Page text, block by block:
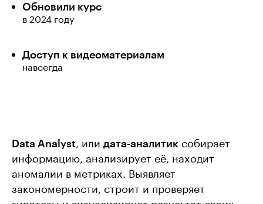
Обновили курс
в 2024 году
Доступ к видеоматериалам
навсегда
Data Analyst, или дата-аналитик собирает
информацию, анализирует её, находит
аномалии в метриках. Выявляет
закономерности, строит и проверяет